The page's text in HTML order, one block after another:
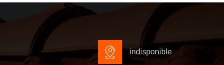
indisponible